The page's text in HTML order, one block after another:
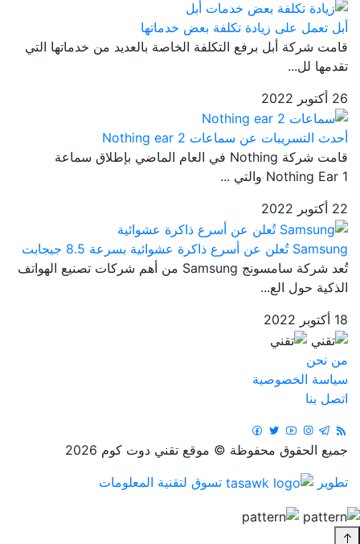
أبل تعمل على زيادة تكلفة بعض خدماتها
قامت شركة أبل برفع التكلفة الخاصة بالعديد من خدماتها التي
تقدمها لل...
26 أكتوبر 2022
أحدث التسريبات عن سماعات Nothing ear 2
قامت شركة Nothing في العام الماضي بإطلاق سماعة
Nothing Ear 1 والتي ...
22 أكتوبر 2022
Samsung تُعلن عن أسرع ذاكرة عشوائية بسرعة 8.5 جيجابت
تُعد شركة سامسونج Samsung من أهم شركات تصنيع الهواتف
الذكية حول الع...
18 أكتوبر 2022
من نحن
سياسة الخصوصية
اتصل بنا
جميع الحقوق محفوظة © موقع تقني دوت كوم 2026
تطوير
تسوق لتقنية المعلومات